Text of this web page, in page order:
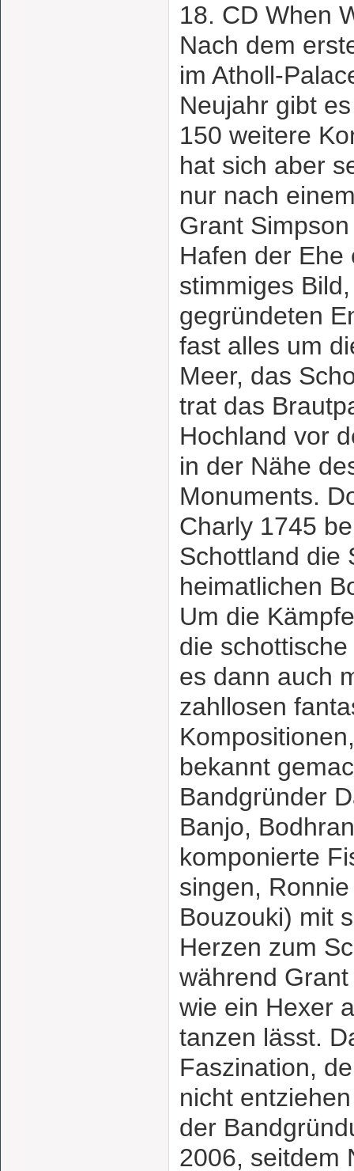
18. CD When
Nach dem
im Atholl-
Neujahr gibt
150 weitere
hat sich aber
nur nach
Grant
Hafen der Ehe
stimmiges
gegründeten
fast alles um
Meer, das
trat das
Hochland vor
in der Nähe
Monuments.
Charly 1745
Schottland die
heimatlichen
Um die
die
es dann auch
zahllosen
bekannt
Bandgründer
Banjo,
komponierte
singen,
Bouzouki) mit
Herzen zum
während
wie ein Hexer
tanzen lässt.
Faszination,
nicht
der
2006, seitdem